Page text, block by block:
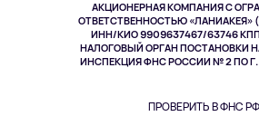
АКЦИОНЕРНАЯ КОМПАНИЯ С
ОТВЕТСТВЕННОСТЬЮ «ЛАНИАКЕЯ»
ИНН/КИО 9909637467/63746
НАЛОГОВЫЙ ОРГАН ПОСТАНОВКИ
ИНСПЕКЦИЯ ФНС РОССИИ № 2 ПО
ПРОВЕРИТЬ В ФНС РФ
Здоровье питомцев
Одежда и аксессуары